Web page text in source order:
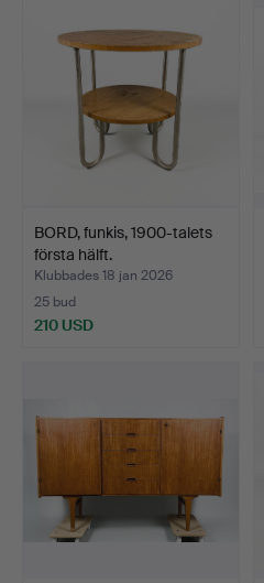
BORD, funkis, 1900-talets
första hälft.
Klubbades 18 jan 2026
25 bud
210 USD